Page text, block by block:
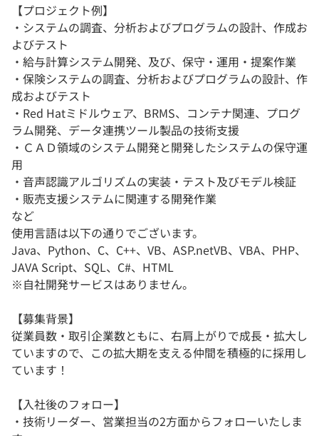
【プロジェクト例】
・システムの調査、分析およびプログラムの設計、作成お
よびテスト
・給与計算システム開発、及び、保守・運用・提案作業
・保険システムの調査、分析およびプログラムの設計、作
成およびテスト
・Red Hatミドルウェア、BRMS、コンテナ関連、プログ
ラム開発、データ連携ツール製品の技術支援
・ＣＡＤ領域のシステム開発と開発したシステムの保守運
用
・音声認識アルゴリズムの実装・テスト及びモデル検証
・販売支援システムに関連する開発作業
など
使用言語は以下の通りでございます。
Java、Python、C、C++、VB、ASP.netVB、VBA、PHP、
JAVA Script、SQL、C#、HTML
※自社開発サービスはありません。
【募集背景】
従業員数・取引企業数ともに、右肩上がりで成長・拡大し
ていますので、この拡大期を支える仲間を積極的に採用し
ています！
【入社後のフォロー】
・技術リーダー、営業担当の2方面からフォローいたしま